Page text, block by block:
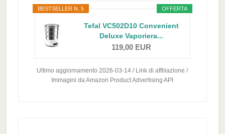
OFFERTA
BESTSELLER N. 5
Tefal VC502D10 Convenient
Deluxe Vaporiera...
119,00 EUR
Ultimo aggiornamento 2026-03-14 / Link di affiliazione /
Immagini da Amazon Product Advertising API